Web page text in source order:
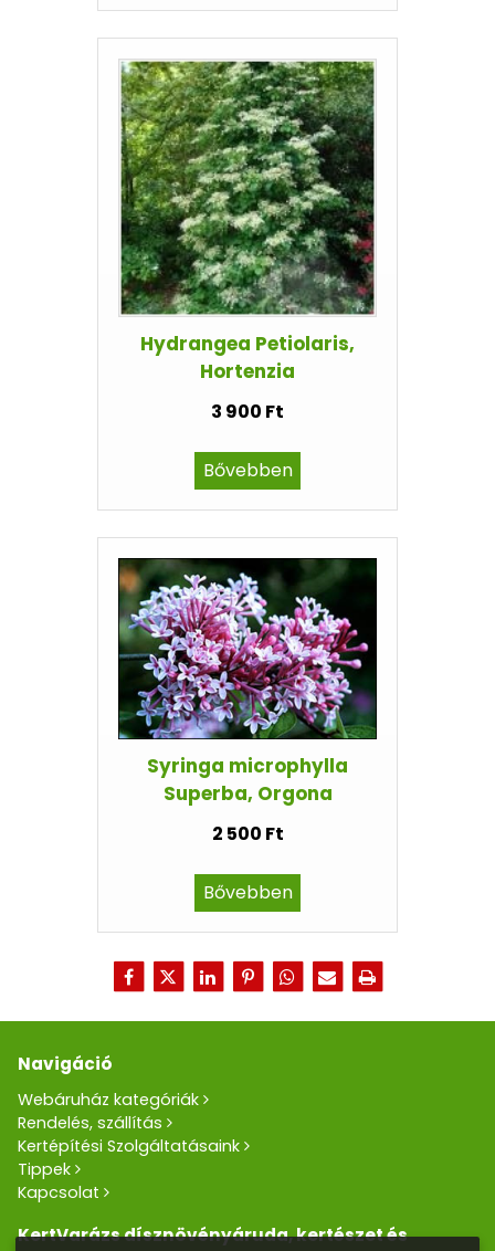
Hydrangea Petiolaris,
Hortenzia
3 900 Ft
Bővebben
Syringa microphylla
Superba, Orgona
2 500 Ft
Bővebben
Navigáció
Webáruház kategóriák
Rendelés, szállítás
Kertépítési Szolgáltatásaink
Tippek
Kapcsolat
KertVarázs dísznövényáruda, kertészet és